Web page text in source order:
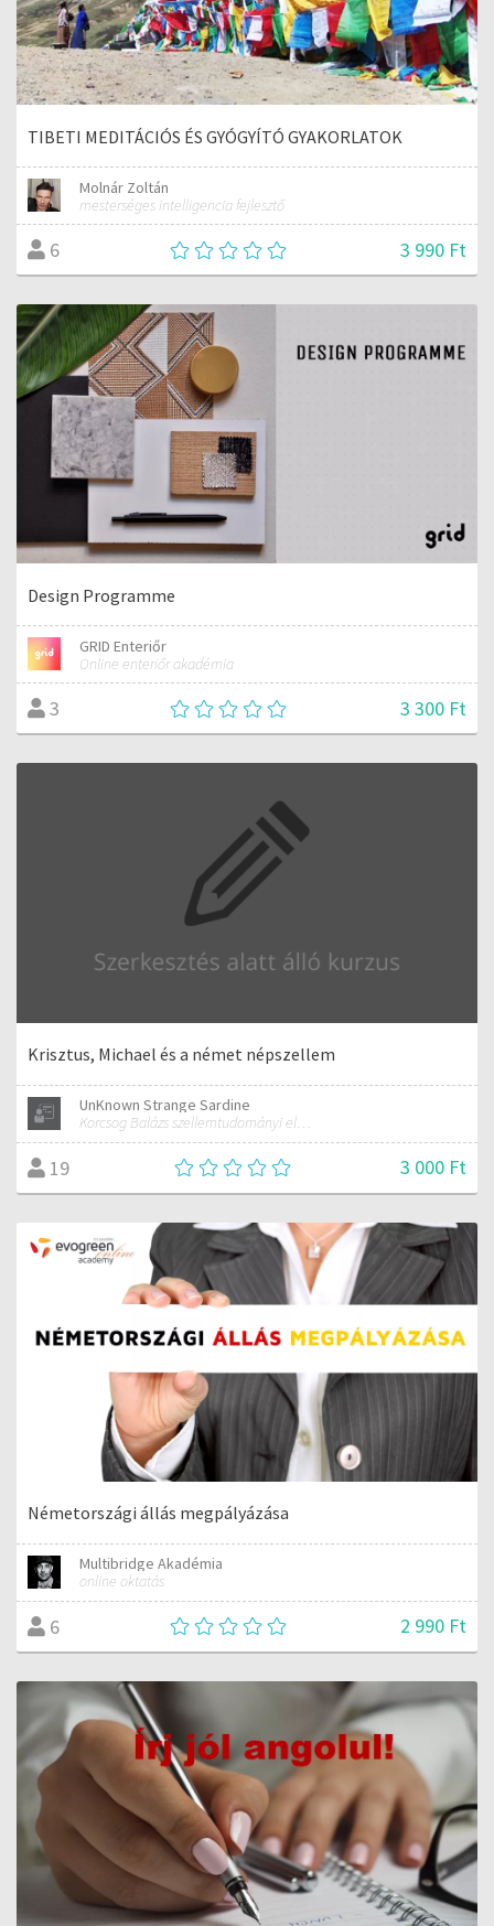
TIBETI MEDITÁCIÓS ÉS GYÓGYÍTÓ GYAKORLATOK
Molnár Zoltán
mesterséges intelligencia fejlesztő
6 3 990 Ft
Design Programme
GRID Enteriőr
Online enteriőr akadémia
3 3 300 Ft
Krisztus, Michael és a német népszellem
UnKnown Strange Sardine
Korcsog Balázs szellemtudományi előadásai (Rudolf Steiner antropozófiája alapján)
19 3 000 Ft
Németországi állás megpályázása
Multibridge Akadémia
online oktatás
6 2 990 Ft